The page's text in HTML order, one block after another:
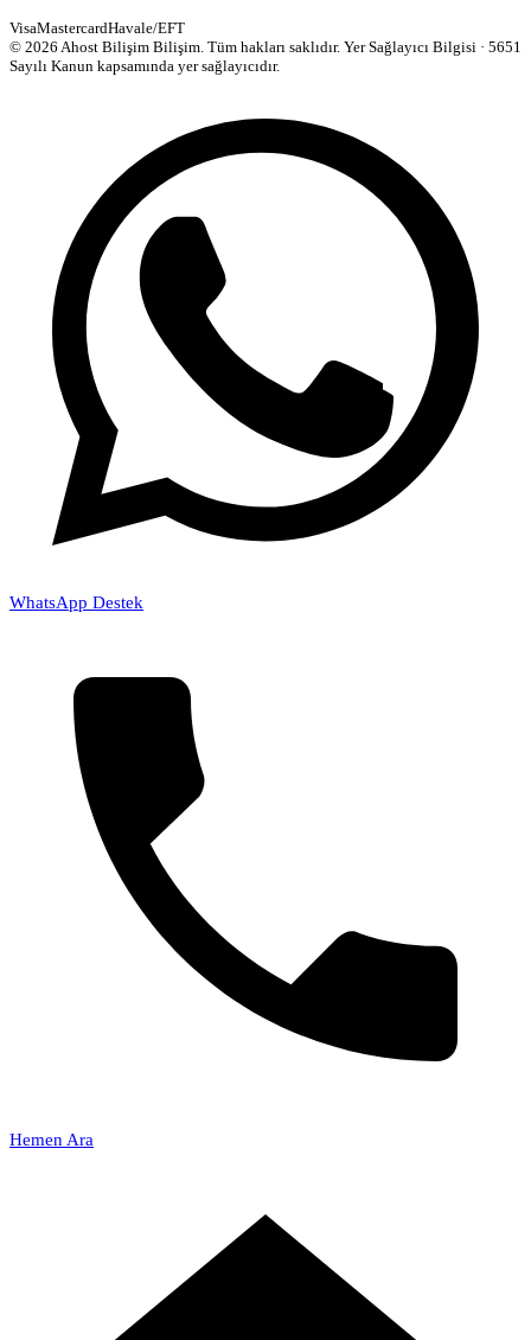
VisaMastercardHavale/EFT
© 2026 Ahost Bilişim Bilişim. Tüm hakları saklıdır. Yer Sağlayıcı Bilgisi · 5651
Sayılı Kanun kapsamında yer sağlayıcıdır.
WhatsApp Destek
Hemen Ara